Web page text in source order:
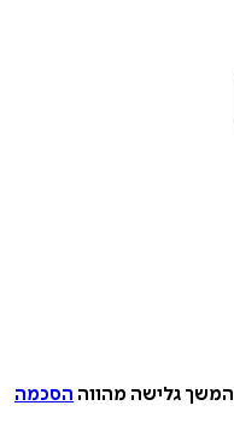
המשך גלישה מהווה הסכמה